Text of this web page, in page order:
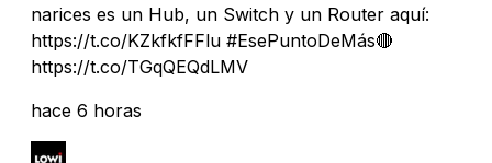
narices es un Hub, un Switch y un Router aquí:
https://t.co/KZkfkfFFlu #EsePuntoDeMás🔴
https://t.co/TGqQEQdLMV
hace 6 horas